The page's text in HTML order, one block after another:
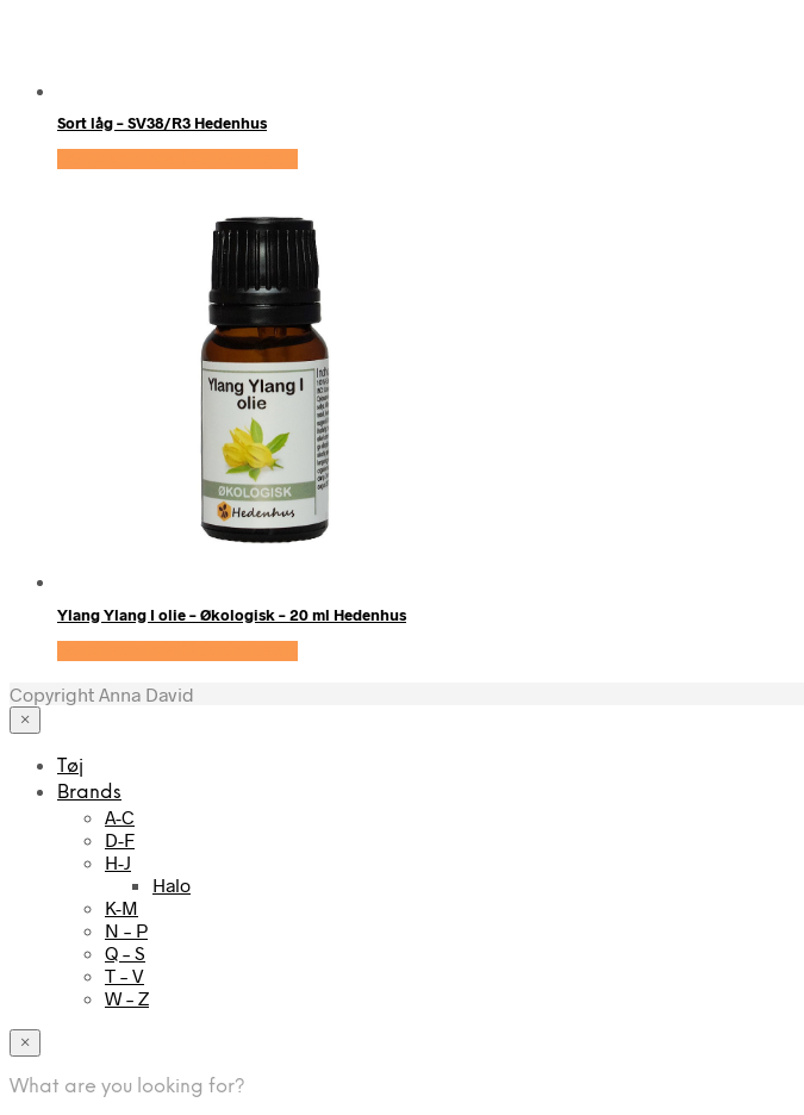
Sort låg – SV38/R3 Hedenhus
Ylang Ylang I olie – Økologisk – 20 ml Hedenhus
Copyright Anna David
×
Tøj
Brands
A-C
D-F
H-J
Halo
K-M
N – P
Q – S
T – V
W – Z
×
What are you looking for?